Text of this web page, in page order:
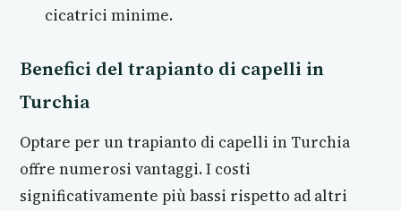
cicatrici minime.
Benefici del trapianto di capelli in
Turchia
Optare per un trapianto di capelli in Turchia
offre numerosi vantaggi. I costi
significativamente più bassi rispetto ad altri